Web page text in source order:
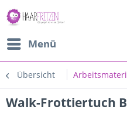
Menü
Übersicht
Walk-Frottiertuch